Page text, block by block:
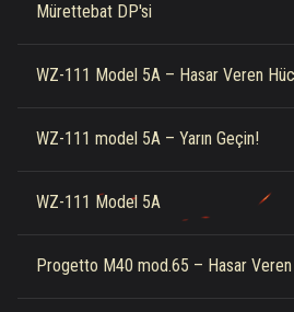
Mürettebat DP'si
WZ-111 Model 5A – Hasar Veren
WZ-111 model 5A – Yarın Geçin!
WZ-111 Model 5A
Progetto M40 mod.65 – Hasar